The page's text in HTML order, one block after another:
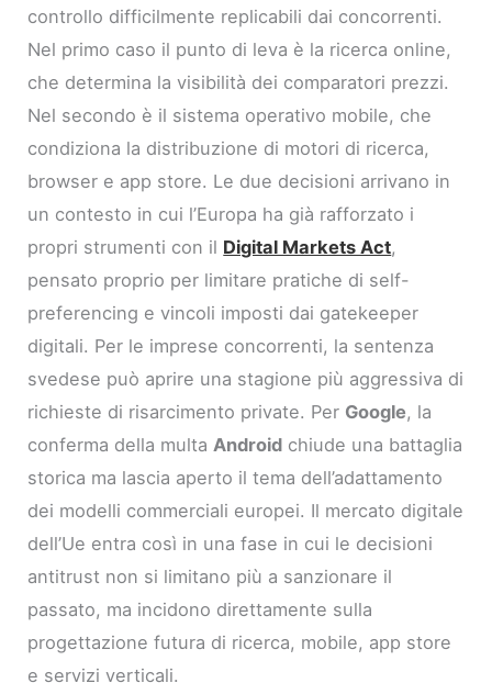
controllo difficilmente replicabili dai concorrenti.
Nel primo caso il punto di leva è la ricerca online,
che determina la visibilità dei comparatori prezzi.
Nel secondo è il sistema operativo mobile, che
condiziona la distribuzione di motori di ricerca,
browser e app store. Le due decisioni arrivano in
un contesto in cui l’Europa ha già rafforzato i
propri strumenti con il Digital Markets Act,
pensato proprio per limitare pratiche di self-
preferencing e vincoli imposti dai gatekeeper
digitali. Per le imprese concorrenti, la sentenza
svedese può aprire una stagione più aggressiva di
richieste di risarcimento private. Per Google, la
conferma della multa Android chiude una battaglia
storica ma lascia aperto il tema dell’adattamento
dei modelli commerciali europei. Il mercato digitale
dell’Ue entra così in una fase in cui le decisioni
antitrust non si limitano più a sanzionare il
passato, ma incidono direttamente sulla
progettazione futura di ricerca, mobile, app store
e servizi verticali.